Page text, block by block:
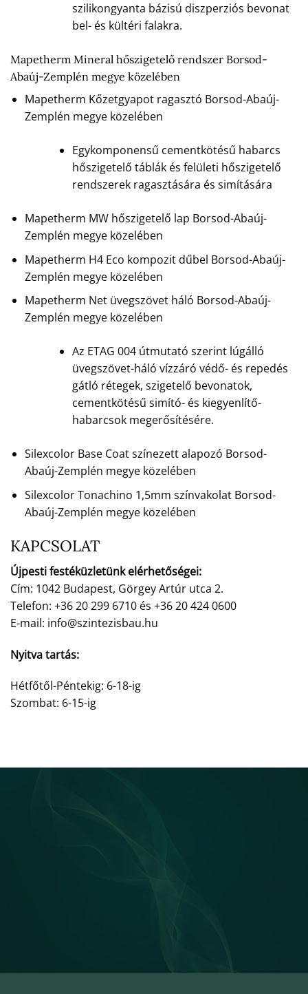
szilikongyanta bázisú diszperziós bevonat
bel- és kültéri falakra.
Mapetherm Mineral hőszigetelő rendszer Borsod-
Abaúj-Zemplén megye közelében
Mapetherm Kőzetgyapot ragasztó Borsod-Abaúj-
Zemplén megye közelében
Egykomponensű cementkötésű habarcs
hőszigetelő táblák és felületi hőszigetelő
rendszerek ragasztására és simítására
Mapetherm MW hőszigetelő lap Borsod-Abaúj-
Zemplén megye közelében
Mapetherm H4 Eco kompozit dűbel Borsod-Abaúj-
Zemplén megye közelében
Mapetherm Net üvegszövet háló Borsod-Abaúj-
Zemplén megye közelében
Az ETAG 004 útmutató szerint lúgálló
üvegszövet-háló vízzáró védő- és repedés
gátló rétegek, szigetelő bevonatok,
cementkötésű simító- és kiegyenlítő-
habarcsok megerősítésére.
Silexcolor Base Coat színezett alapozó Borsod-
Abaúj-Zemplén megye közelében
Silexcolor Tonachino 1,5mm színvakolat Borsod-
Abaúj-Zemplén megye közelében
KAPCSOLAT
Újpesti festéküzletünk elérhetőségei:
Cím: 1042 Budapest, Görgey Artúr utca 2.
Telefon: +36 20 299 6710 és +36 20 424 0600
E-mail: info@szintezisbau.hu
Nyitva tartás:
Hétfőtől-Péntekig: 6-18-ig
Szombat: 6-15-ig